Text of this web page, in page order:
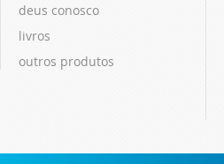
deus conosco
livros
outros produtos